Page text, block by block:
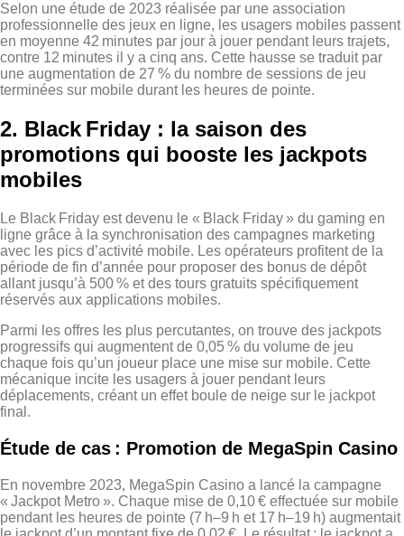
Selon une étude de 2023 réalisée par une association
professionnelle des jeux en ligne, les usagers mobiles passent
en moyenne 42 minutes par jour à jouer pendant leurs trajets,
contre 12 minutes il y a cinq ans. Cette hausse se traduit par
une augmentation de 27 % du nombre de sessions de jeu
terminées sur mobile durant les heures de pointe.
2. Black Friday : la saison des
promotions qui booste les jackpots
mobiles
Le Black Friday est devenu le « Black Friday » du gaming en
ligne grâce à la synchronisation des campagnes marketing
avec les pics d’activité mobile. Les opérateurs profitent de la
période de fin d’année pour proposer des bonus de dépôt
allant jusqu’à 500 % et des tours gratuits spécifiquement
réservés aux applications mobiles.
Parmi les offres les plus percutantes, on trouve des jackpots
progressifs qui augmentent de 0,05 % du volume de jeu
chaque fois qu’un joueur place une mise sur mobile. Cette
mécanique incite les usagers à jouer pendant leurs
déplacements, créant un effet boule de neige sur le jackpot
final.
Étude de cas : Promotion de MegaSpin Casino
En novembre 2023, MegaSpin Casino a lancé la campagne
« Jackpot Metro ». Chaque mise de 0,10 € effectuée sur mobile
pendant les heures de pointe (7 h–9 h et 17 h–19 h) augmentait